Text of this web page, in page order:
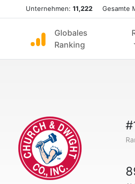
Unternehmen: 11,222 Gesamte
Globales
Ranking